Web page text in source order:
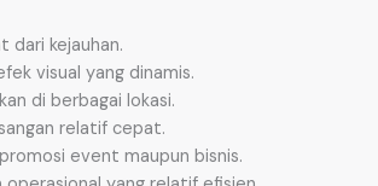
dari kejauhan.
visual yang dinamis.
di berbagai lokasi.
relatif cepat.
event maupun bisnis.